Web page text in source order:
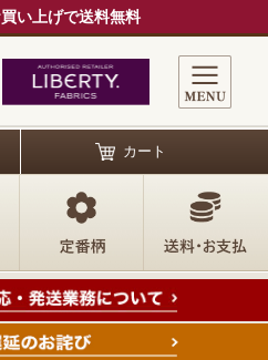
い上げで送料無料
カート